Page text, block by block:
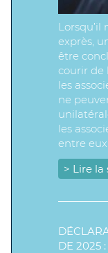
exprès,
être
courir de
les
ne
les
entre eux
> Lire la
DE 2025